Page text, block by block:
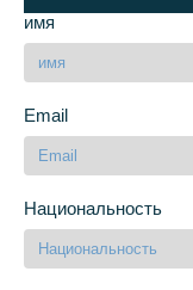
имя
Email
Национальность